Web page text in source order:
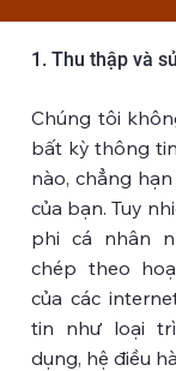
1. Thu thập và
Chúng tôi
bất kỳ thông
nào, chẳng
của bạn. Tuy
phi cá nhân
chép theo
của các
tin như loại
dụng, hệ điều